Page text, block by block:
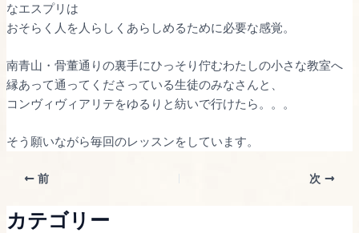
なエスプリは
おそらく人を人らしくあらしめるために必要な感覚。
南青山・骨董通りの裏手にひっそり佇むわたしの小さな教室へ
縁あって通ってくださっている生徒のみなさんと、
コンヴィヴィアリテをゆるりと紡いで行けたら。。。
そう願いながら毎回のレッスンをしています。
前 次
カテゴリー